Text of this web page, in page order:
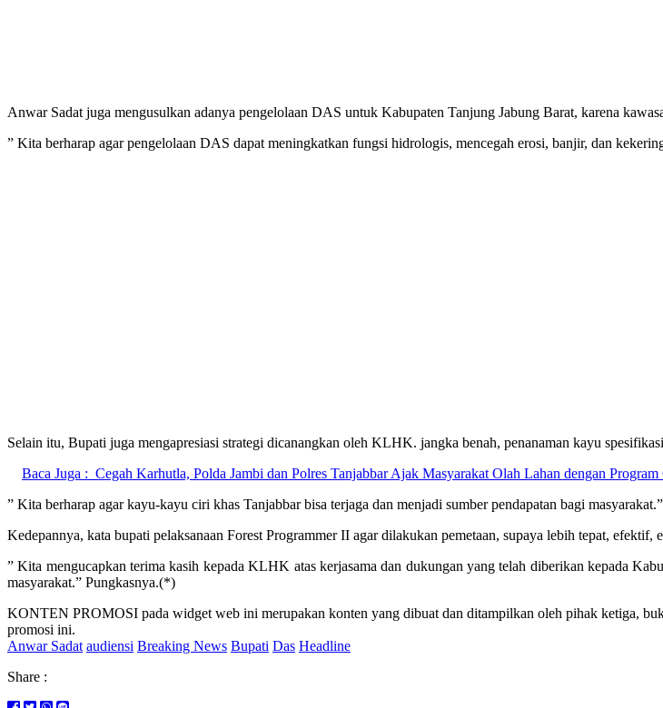
Anwar Sadat juga mengusulkan adanya pengelolaan DAS untuk Kabupaten Tanjung Jabung Barat, karena
” Kita berharap agar pengelolaan DAS dapat meningkatkan fungsi hidrologis, mencegah erosi, banjir, dan
Selain itu, Bupati juga mengapresiasi strategi dicanangkan oleh KLHK. jangka benah, penanaman kayu
Baca Juga : Cegah Karhutla, Polda Jambi dan Polres Tanjabbar Ajak Masyarakat Olah Lahan dengan
” Kita berharap agar kayu-kayu ciri khas Tanjabbar bisa terjaga dan menjadi sumber pendapatan bagi
Kedepannya, kata bupati pelaksanaan Forest Programmer II agar dilakukan pemetaan, supaya lebih tepat, efektif,
” Kita mengucapkan terima kasih kepada KLHK atas kerjasama dan dukungan yang telah diberikan kepada
masyarakat.” Pungkasnya.(*)
KONTEN PROMOSI pada widget web ini merupakan konten yang dibuat dan ditampilkan oleh pihak ketiga,
promosi ini.
Anwar Sadat audiensi Breaking News Bupati Das Headline
Share :